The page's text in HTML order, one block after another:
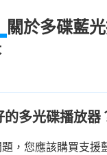
關於多碟藍
多光碟播放器
，您應該購買支援